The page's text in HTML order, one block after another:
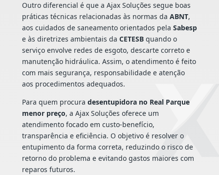
Outro diferencial é que a Ajax Soluções segue boas
práticas técnicas relacionadas às normas da ABNT,
aos cuidados de saneamento orientados pela Sabesp
e às diretrizes ambientais da CETESBquando o
serviço envolve redes de esgoto, descarte correto e
manutenção hidráulica. Assim, o atendimento é feito
com mais segurança, responsabilidade e atenção
aos procedimentos adequados.
Para quem procura desentupidora no Real Parque
menor preço, a Ajax Soluções oferece um
atendimento focado em custo-benefício,
transparência e eficiência. O objetivo é resolver o
entupimento da forma correta, reduzindo o risco de
retorno do problema e evitando gastos maiores com
reparos futuros.